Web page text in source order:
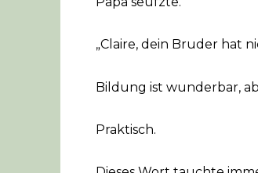
„Claire, dein Bruder hat
Bildung ist wunderbar,
Praktisch.